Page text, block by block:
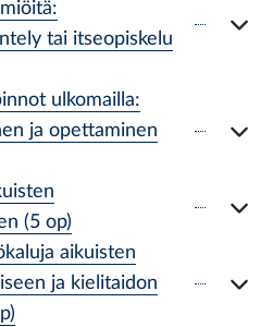
tai itseopiskelu
ulkomailla:
ja opettaminen
(5 op)
aikuisten
ja kielitaidon